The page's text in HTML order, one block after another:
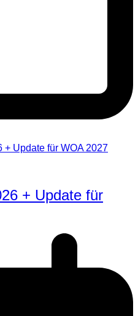
+ Update für